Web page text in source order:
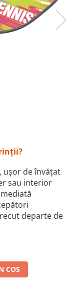
ușor de învățat
sau interior
departe de
COS